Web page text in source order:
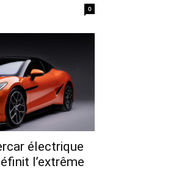
0
électrique
l’extrême